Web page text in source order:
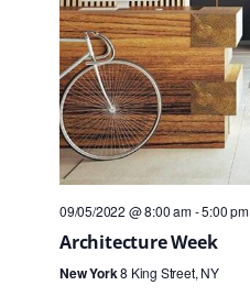
09/05/2022 @ 8:00 am-5:00 pm
Architecture Week
New York8 King Street, NY